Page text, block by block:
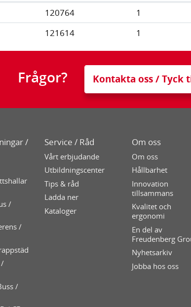
120764 1
121614 1
Frågor? Kontakta oss / Tyck
/
/
/
/
/
Service / Råd
Vårt erbjudande
Utbildningscenter
Tips & råd
Ladda ner
Kataloger
Om oss
Om oss
Hållbarhet
Innovation
tillsammans
Kvalitet och
ergonomi
En del av
Freudenberg
Nyhetsarkiv
Jobba hos oss